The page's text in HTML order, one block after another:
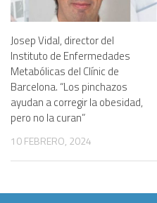
Josep Vidal, director del
Instituto de Enfermedades
Metabólicas del Clínic de
Barcelona. “Los pinchazos
ayudan a corregir la obesidad,
pero no la curan”
10 FEBRERO, 2024